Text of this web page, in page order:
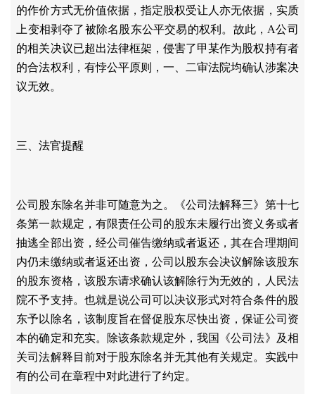
的作价方式无价值依据，指定股权受让人亦无依据，实质
上变相剥夺了被除名股东公平交易的权利。故此，A公司
的相关决议已超出法律框架，侵害了甲某作为股权持有者
的合法权利，有悖公平原则，一、二审法院均确认涉案决
议无效。
三、法官提醒
公司股东除名并非可随意为之。《公司法解释三》第十七
条第一款规定，有限责任公司的股东未履行出资义务或者
抽逃全部出资，经公司催告缴纳或者返还，其在合理期间
内仍未缴纳或者返还出资，公司以股东会决议解除该股东
的股东资格，该股东请求确认该解除行为无效的，人民法
院不予支持。也就是说公司可以决议形式对符合条件的股
东予以除名，该制度旨在督促股东尽快出资，保证公司资
本的确定和充实。除该条款规定外，我国《公司法》及相
关司法解释目前对于股东除名并无其他有关规定。实践中
有的公司在章程中对此进行了约定。